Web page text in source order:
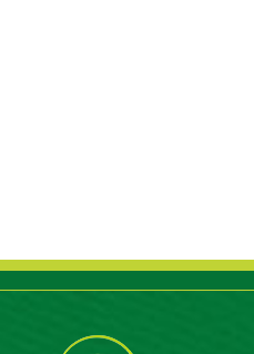
posibilidad de
ver contenido y
personalizados.